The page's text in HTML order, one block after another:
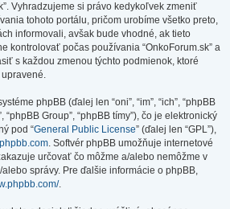
Vyhradzujeme si právo kedykoľvek zmeniť
tohoto portálu, pričom urobíme všetko preto,
informovali, avšak bude vhodné, ak tieto
kontrolovať počas používania “OnkoForum.sk” a
s každou zmenou týchto podmienok, ktoré
phpBB (ďalej len “oni”, “im”, “ich”, “phpBB
“phpBB Group”, “phpBB tímy”), čo je elektronický
pod “General Public License” (ďalej len “GPL”),
. Softvér phpBB umožňuje internetové
určovať čo môžme a/alebo nemôžme v
správy. Pre ďalšie informácie o phpBB,
.